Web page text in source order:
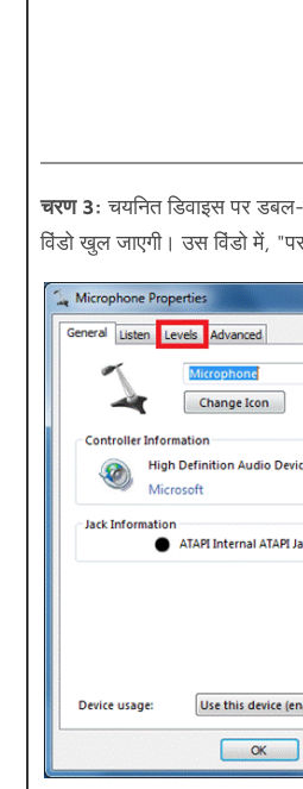
चरण 3:चयनित डिवाइस पर
विंडो खुल जाएगी। उस विंडो में,